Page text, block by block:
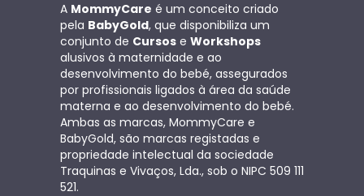
A MommyCare é um conceito criado
pela BabyGold, que disponibiliza um
conjunto de Cursos e Workshops
alusivos à maternidade e ao
desenvolvimento do bebé, assegurados
por profissionais ligados à área da saúde
materna e ao desenvolvimento do bebé.
Ambas as marcas, MommyCare e
BabyGold, são marcas registadas e
propriedade intelectual da sociedade
Traquinas e Vivaços, Lda., sob o NIPC 509 111
521.